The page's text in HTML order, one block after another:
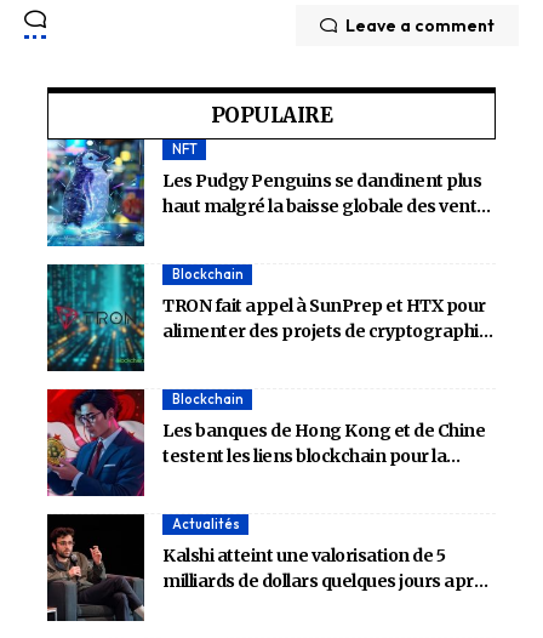
Leave a comment
POPULAIRE
NFT
Les Pudgy Penguins se dandinent plus
haut malgré la baisse globale des ventes
Blockchain
TRON fait appel à SunPrep et HTX pour
alimenter des projets de cryptographie
Blockchain
Les banques de Hong Kong et de Chine
testent les liens blockchain pour la
Actualités
Kalshi atteint une valorisation de 5
milliards de dollars quelques jours après